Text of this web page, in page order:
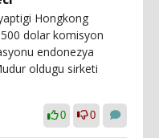
Hongkong
dolar komisyon
endonezya
oldugu sirketi
0 0